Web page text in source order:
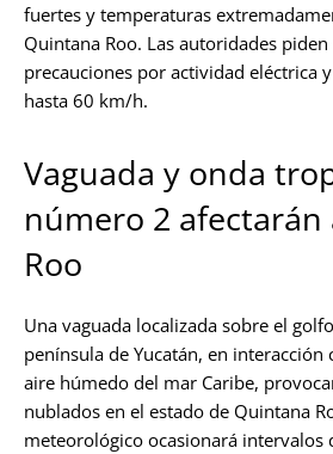
fuertes y temperaturas
Quintana Roo. Las autoridades
precauciones por actividad eléctrica
hasta 60 km/h.
Vaguada y onda
número 2 afectarán
Roo
Una vaguada localizada sobre el
península de Yucatán, en interacción
aire húmedo del mar Caribe,
nublados en el estado de Quintana
meteorológico ocasionará intervalos